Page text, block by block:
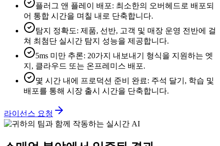
플러그 앤 플레이 배포: 최소한의 오버헤드로 배포되
어 통합 시간을 며칠 내로 단축합니다.
탐지 정확도: 제품, 선반, 고객 및 매장 운영 전반에 걸
쳐 최첨단 실시간 탐지 성능을 제공합니다.
5ms 미만 추론: 20가지 내보내기 형식을 지원하는 엣
지, 클라우드 또는 온프레미스 배포.
몇 시간 내에 프로덕션 준비 완료: 주석 달기, 학습 및
배포를 통해 시장 출시 시간을 단축합니다.
라이선스 요청